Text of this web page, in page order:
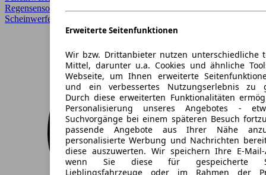
Erweiterte Seitenfunktionen
Wir bzw. Drittanbieter nutzen unterschiedliche
Mittel, darunter u.a. Cookies und ähnliche
Webseite, um Ihnen erweiterte
und ein verbessertes Nutzungserlebnis zu
Durch diese erweiterten Funktionalitäten
Personalisierung unseres Angebotes -
Suchvorgänge bei einem späteren Besuch
passende Angebote aus Ihrer Nähe
personalisierte Werbung und Nachrichten
diese auszuwerten. Wir speichern Ihre E-Mail-
wenn Sie diese für gespeicherte
Lieblingsfahrzeuge oder im Rahmen der
Regensensor, Sitzheizung, Spurhalteassistent, Voll-LED
Scheinwerfer, Xenonscheinwerfer